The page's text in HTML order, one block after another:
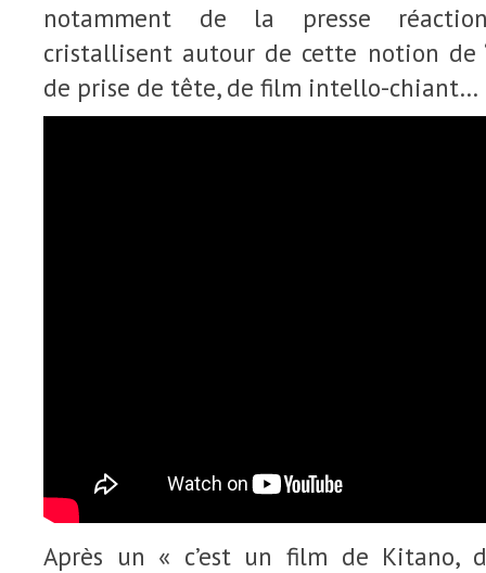
notamment de la presse
cristallisent autour de cette notion de
de prise de tête, de film intello-chiant…
Après un « c’est un film de Kitano,